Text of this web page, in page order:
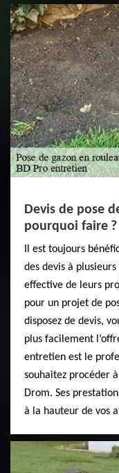
Devis de pose
pourquoi faire ?
Il est toujours
des devis à
effective de leurs
pour un projet de
disposez de devis,
plus facilement
entretien est le
souhaitez procéder
Drom. Ses
à la hauteur de vos